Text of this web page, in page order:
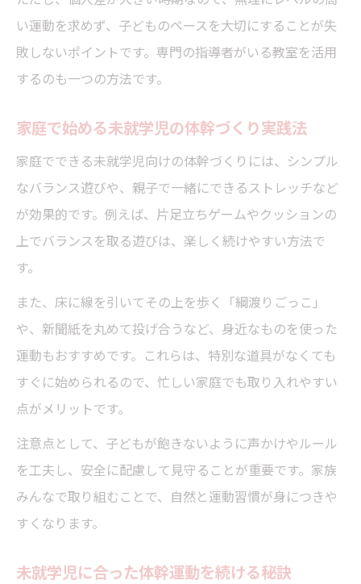
い運動を求めず、子どものペースを大切にすることが失
敗しないポイントです。専門の指導者がいる教室を活用
するのも一つの方法です。
家庭で始める未就学児の体幹づくり実践法
家庭でできる未就学児向けの体幹づくりには、シンプル
なバランス遊びや、親子で一緒にできるストレッチなど
が効果的です。例えば、片足立ちゲームやクッションの
上でバランスを取る遊びは、楽しく続けやすい方法で
す。
また、床に線を引いてその上を歩く「綱渡りごっこ」
や、新聞紙を丸めて投げ合うなど、身近なものを使った
運動もおすすめです。これらは、特別な道具がなくても
すぐに始められるので、忙しい家庭でも取り入れやすい
点がメリットです。
注意点として、子どもが飽きないように声かけやルール
を工夫し、安全に配慮して見守ることが重要です。家族
みんなで取り組むことで、自然と運動習慣が身につきや
すくなります。
未就学児に合った体幹運動を続ける秘訣